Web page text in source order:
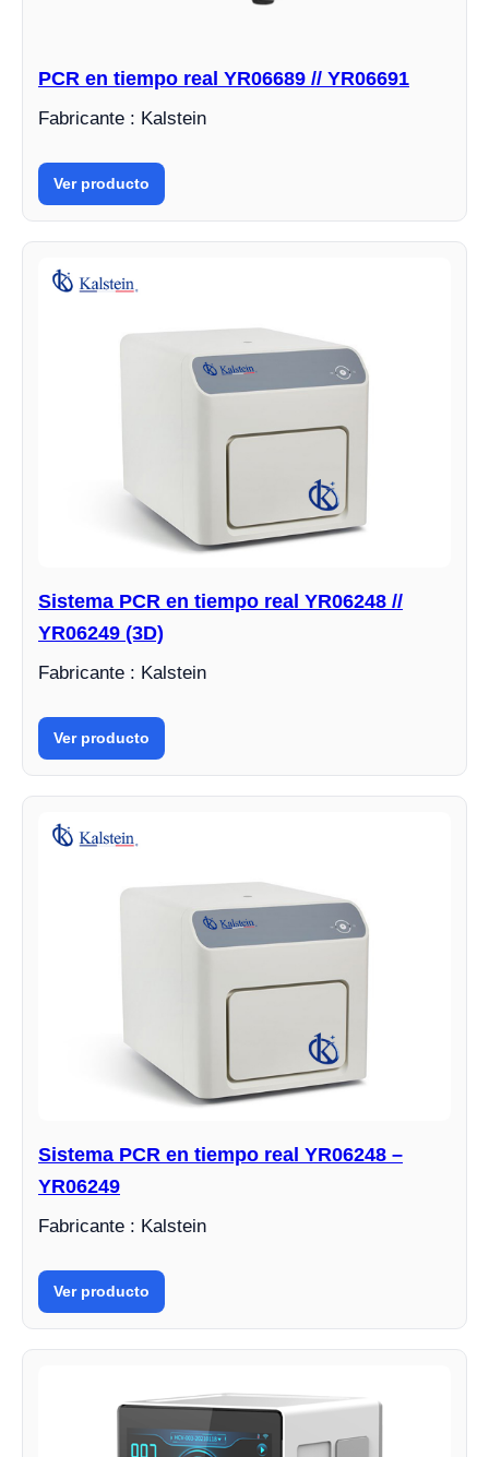
PCR en tiempo real YR06689 // YR06691
Fabricante : Kalstein
Ver producto
Sistema PCR en tiempo real YR06248 //
YR06249 (3D)
Fabricante : Kalstein
Ver producto
Sistema PCR en tiempo real YR06248 –
YR06249
Fabricante : Kalstein
Ver producto